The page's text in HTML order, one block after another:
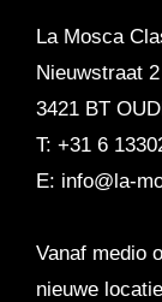
La Mosca
Nieuwstraat 2
3421 BT
T: +31 6
E: info@la-
Vanaf medio
nieuwe